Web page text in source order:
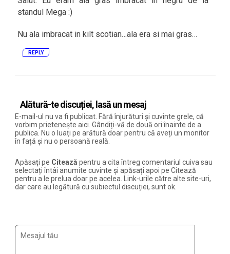
standul Mega :)
Nu ala imbracat in kilt scotian…ala era si mai gras…
REPLY
Alătură-te discuției, lasă un mesaj
E-mail-ul nu va fi publicat. Fără înjurături și cuvinte grele, că
vorbim prietenește aici. Gândiți-vă de două ori înainte de a
publica. Nu o luați pe arătură doar pentru că aveți un monitor
în față și nu o persoană reală.
Apăsați pe Citează pentru a cita întreg comentariul cuiva sau
selectați întâi anumite cuvinte și apăsați apoi pe Citează
pentru a le prelua doar pe acelea. Link-urile către alte site-uri,
dar care au legătură cu subiectul discuției, sunt ok.